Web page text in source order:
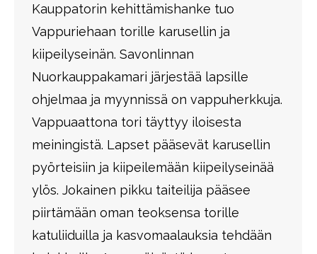
Kauppatorin kehittämishanke tuo
Vappuriehaan torille karusellin ja
kiipeilyseinän. Savonlinnan
Nuorkauppakamari järjestää lapsille
ohjelmaa ja myynnissä on vappuherkkuja.
Vappuaattona tori täyttyy iloisesta
meiningistä. Lapset pääsevät karusellin
pyörteisiin ja kiipeilemään kiipeilyseinää
ylös. Jokainen pikku taiteilija pääsee
piirtämään oman teoksensa torille
katuliiduilla ja kasvomaalauksia tehdään